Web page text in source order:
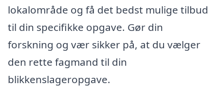
lokalområde og få det bedst mulige tilbud
til din specifikke opgave. Gør din
forskning og vær sikker på, at du vælger
den rette fagmand til din
blikkenslageropgave.